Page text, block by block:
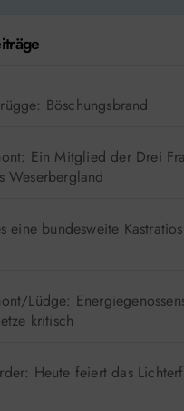
Böschungsbrand
Ein Mitglied der Drei
Weserbergland
eine bundesweite
Lüdge:
kritisch
Heute feiert das